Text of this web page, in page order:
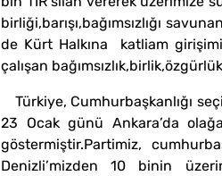
birliği,barışı,bağımsızlığı
de Kürt Halkına katliam
çalışan
​Türkiye, Cumhurbaşkanlığı
23 Ocak günü Ankara’da
göstermiştir.Partimiz,
Denizli’mizden 10 binin